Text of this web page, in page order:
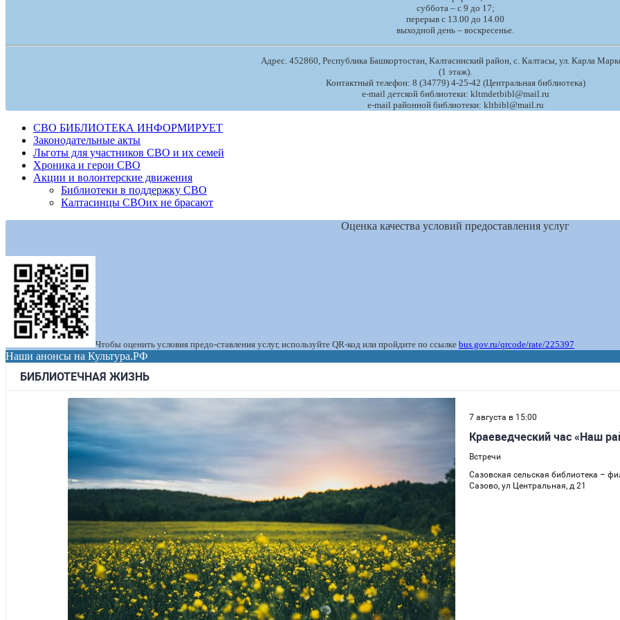
суббота – с 9 до 17;
перерыв с 13.00 до 14.00
выходной день – воскресенье.
Адрес. 452860, Республика Башкортостан, Калтасинский район, с. Калтасы, ул. Карла
(1 этаж).
Контактный телефон: 8 (34779) 4-25-42 (Центральная библиотека)
e-mail детской библиотеки: kltmdetbibl@mail.ru
e-mail районной библиотеки: kltbibl@mail.ru
СВО БИБЛИОТЕКА ИНФОРМИРУЕТ
Законодательные акты
Льготы для участников СВО и их семей
Хроника и герои СВО
Акции и волонтерские движения
Библиотеки в поддержку СВО
Калтасинцы СВОих не брасают
Оценка качества условий предоставления услуг
Чтобы оценить условия предо-ставления услуг, используйте QR-код или пройдите по ссылке bus.gov.ru/qrcode/rate/225397
Наши анонсы на Культура.РФ